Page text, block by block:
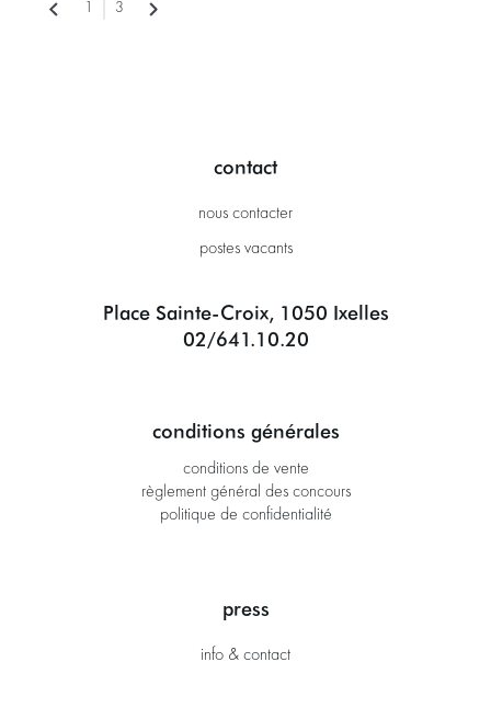
1 3
contact
nous contacter
postes vacants
Place Sainte-Croix, 1050 Ixelles
02/641.10.20
conditions générales
conditions de vente
règlement général des concours
politique de confidentialité
press
info & contact